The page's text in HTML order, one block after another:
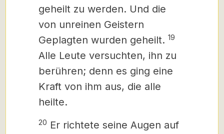
geheilt zu werden. Und die
von unreinen Geistern
Geplagten wurden geheilt. 19
Alle Leute versuchten, ihn zu
berühren; denn es ging eine
Kraft von ihm aus, die alle
heilte.
20 Er richtete seine Augen auf